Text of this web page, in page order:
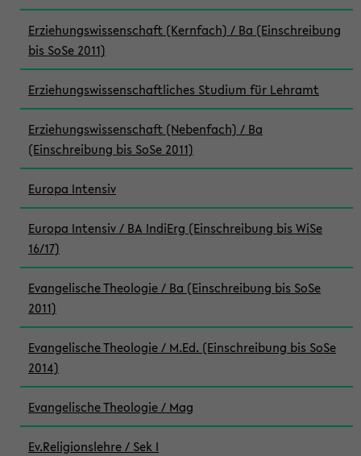
Erziehungswissenschaft (Kernfach) / Ba (Einschreibung
bis SoSe 2011)
Erziehungswissenschaftliches Studium für Lehramt
Erziehungswissenschaft (Nebenfach) / Ba
(Einschreibung bis SoSe 2011)
Europa Intensiv
Europa Intensiv / BA IndiErg (Einschreibung bis WiSe
16/17)
Evangelische Theologie / Ba (Einschreibung bis SoSe
2011)
Evangelische Theologie / M.Ed. (Einschreibung bis SoSe
2014)
Evangelische Theologie / Mag
Ev.Religionslehre / Sek I